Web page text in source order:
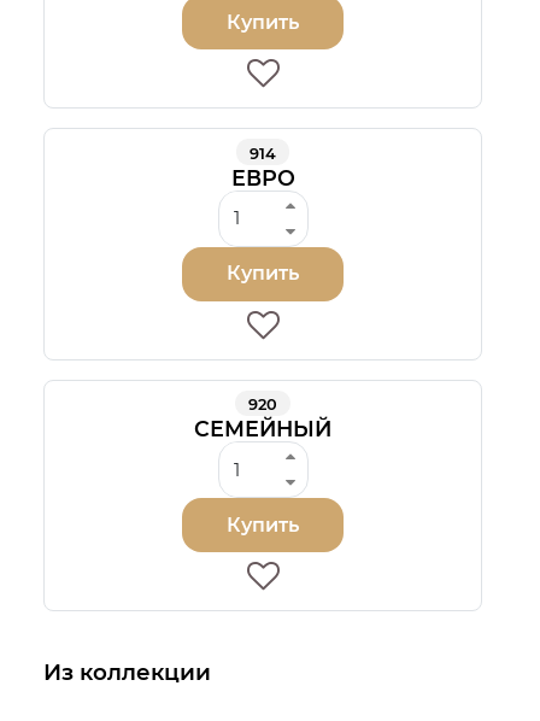
Купить
914
ЕВРО
Купить
920
СЕМЕЙНЫЙ
Купить
Из коллекции